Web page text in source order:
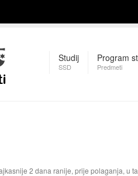
Studij
SSD
Program
Predmeti
2 dana ranije, prije polaganja, u